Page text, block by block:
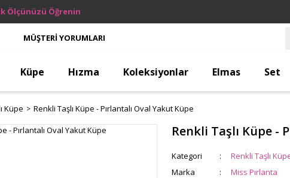
Ölçünüzü Öğrenin
MÜŞTERİ YORUMLARI
Küpe Hızma Koleksiyonlar Elmas Set
Küpe Renkli Taşlı Küpe - Pırlantalı Oval Yakut Küpe
Renkli Taşlı Küpe -
Kategori
Renkli Taşlı
Marka
Miss Pırlanta